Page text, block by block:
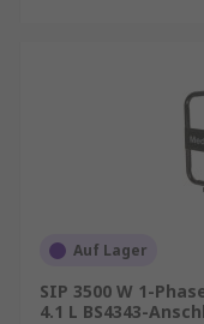
Auf Lager
SIP 3500 W 1-
4.1 L BS4343-